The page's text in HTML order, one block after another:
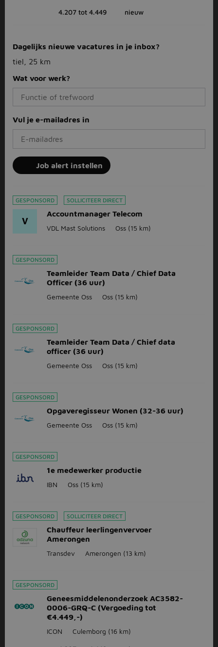
4.207 tot 4.449 nieuw
Dagelijks nieuwe vacatures in je inbox?
tiel, 25 km
Wat voor werk?
Vul je e-mailadres in
Job alert instellen
GESPONSORD SOLLICITEER DIRECT
V
Accountmanager Telecom
VDL Mast Solutions Oss (15 km)
GESPONSORD
Teamleider Team Data / Chief Data
Officer (36 uur)
Gemeente Oss Oss (15 km)
GESPONSORD
Teamleider Team Data / Chief data
officer (36 uur)
Gemeente Oss Oss (15 km)
GESPONSORD
Opgaveregisseur Wonen (32-36 uur)
Gemeente Oss Oss (15 km)
GESPONSORD
1e medewerker productie
IBN Oss (15 km)
GESPONSORD SOLLICITEER DIRECT
Chauffeur leerlingenvervoer
Amerongen
Transdev Amerongen (13 km)
GESPONSORD
Geneesmiddelenonderzoek AC3582-
0006-GRQ-C (Vergoeding tot
€4.449,-)
ICON Culemborg (16 km)